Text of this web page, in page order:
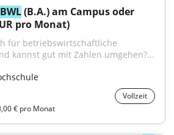
BWL (B.A.) am Campus oder
pro Monat)
für betriebswirtschaftliche
kannst gut mit Zahlen umgehen?...
Vollzeit
€ pro Monat